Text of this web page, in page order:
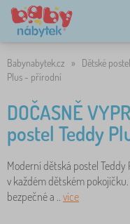
Babynabytek.cz » Dětské
Plus - přírodní
DOČASNĚ
postel Teddy
Moderní dětská postel
v každém dětském
bezpečné a .. více